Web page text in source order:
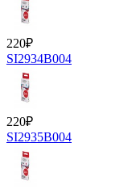
220₽
SI2934B004
220₽
SI2935B004